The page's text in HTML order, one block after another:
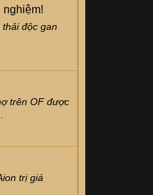
nghiệm!
độc gan
trên OF được
trị giá